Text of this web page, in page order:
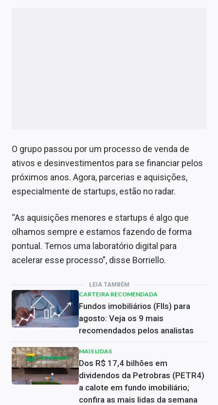
O grupo passou por um processo de venda de
ativos e desinvestimentos para se financiar pelos
próximos anos. Agora, parcerias e aquisições,
especialmente de startups, estão no radar.
“As aquisições menores e startups é algo que
olhamos sempre e estamos fazendo de forma
pontual. Temos uma laboratório digital para
acelerar esse processo”, disse Borriello.
LEIA TAMBÉM
CARTEIRA RECOMENDADA
Fundos imobiliários (FIIs) para
agosto: Veja os 9 mais
recomendados pelos analistas
MAIS LIDAS
Dos R$ 17,4 bilhões em
dividendos da Petrobras (PETR4)
a calote em fundo imobiliário;
confira as mais lidas da semana